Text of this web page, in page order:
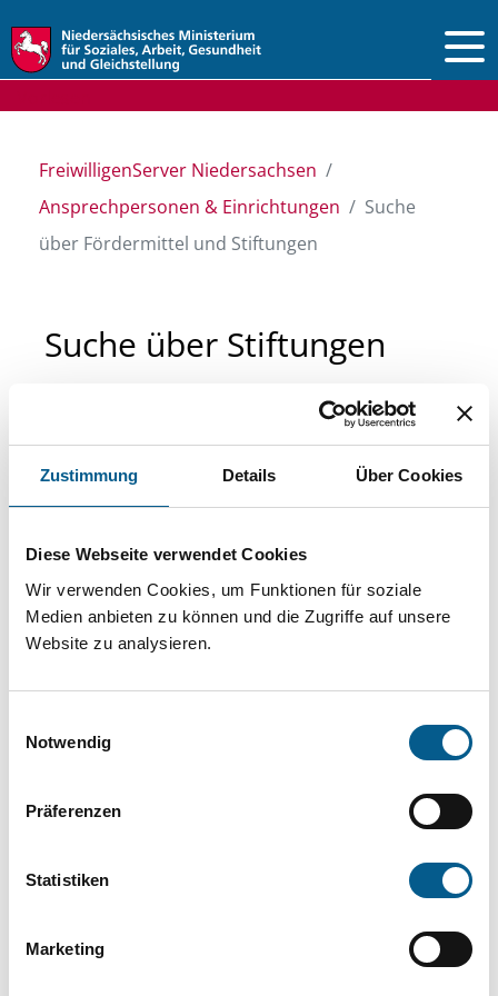
Zustimmung Details Über Cookies
Diese Webseite verwendet Cookies
Wir verwenden Cookies, um Funktionen für soziale
Medien anbieten zu können und die Zugriffe auf unsere
Website zu analysieren.
Notwendig
Präferenzen
Statistiken
Marketing
FreiwilligenServer Niedersachsen
Ansprechpersonen & Einrichtungen
Suche
über Fördermittel und Stiftungen
Suche über Stiftungen
Sie suchen finanzielle Unterstützung für ein
Projekt oder ein Vorhaben? Hier können Sie
direkt über unsere Fördermitteldatenbank und
Stiftungsdatenbank recherchieren. Bei der
Suche bitte die Groß- und Kleinschreibung
beachten.
können durch die Wahl von Bereichen oder